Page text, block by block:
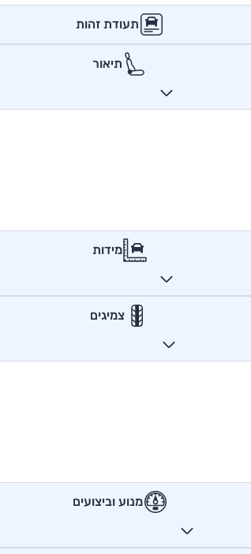
תעודת זהות
תיאור
מידות
צמיגים
מנוע וביצועים